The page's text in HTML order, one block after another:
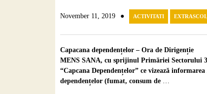
November 11, 2019 ● ACTIVITATI
Capacana dependențelor – Ora de Dirigenție
MENS SANA, cu sprijinul Primăriei Sectorului
“Capcana Dependențelor” ce vizează
dependențelor (fumat, consum de …